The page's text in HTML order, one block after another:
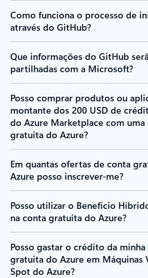
Como funciona o processo de
através do GitHub?
Que informações do GitHub
partilhadas com a Microsoft?
Posso comprar produtos ou
montante dos 200 USD de
do Azure Marketplace com uma
gratuita do Azure?
Em quantas ofertas de conta
Azure posso inscrever-me?
Posso utilizar o Benefício
na conta gratuita do Azure?
Posso gastar o crédito da
gratuita do Azure em Máquinas
Spot do Azure?